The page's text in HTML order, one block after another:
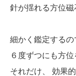
針が揺れる方位磁
細かく鑑定するの
６度ずつにも方位
それだけ、 効果